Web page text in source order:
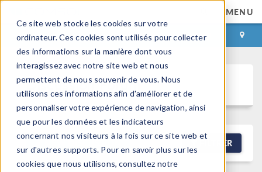
Ce site web stocke les cookies sur votre
ordinateur. Ces cookies sont utilisés pour collecter
des informations sur la manière dont vous
interagissez avec notre site web et nous
permettent de nous souvenir de vous. Nous
utilisons ces informations afin d'améliorer et de
personnaliser votre expérience de navigation, ainsi
que pour les données et les indicateurs
concernant nos visiteurs à la fois sur ce site web et
sur d'autres supports. Pour en savoir plus sur les
cookies que nous utilisons, consultez notre
MENU
CONNEXION CONTACT
Discussion Forum
FILTRER